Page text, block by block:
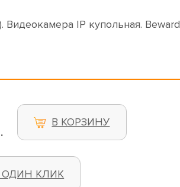
Видеокамера IP купольная. Beward
В КОРЗИНУ
ОДИН КЛИК